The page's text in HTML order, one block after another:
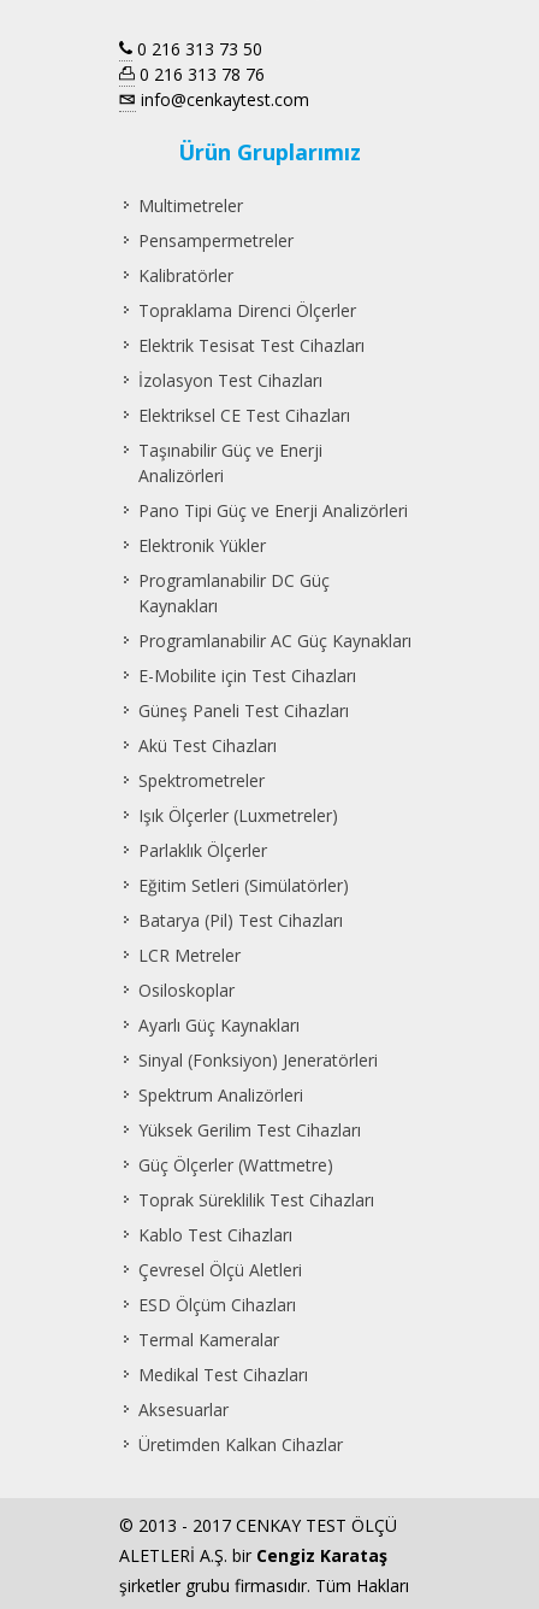
0 216 313 73 50
0 216 313 78 76
info@cenkaytest.com
Ürün Gruplarımız
Multimetreler
Pensampermetreler
Kalibratörler
Topraklama Direnci Ölçerler
Elektrik Tesisat Test Cihazları
İzolasyon Test Cihazları
Elektriksel CE Test Cihazları
Taşınabilir Güç ve Enerji
Analizörleri
Pano Tipi Güç ve Enerji Analizörleri
Elektronik Yükler
Programlanabilir DC Güç
Kaynakları
Programlanabilir AC Güç Kaynakları
E-Mobilite için Test Cihazları
Güneş Paneli Test Cihazları
Akü Test Cihazları
Spektrometreler
Işık Ölçerler (Luxmetreler)
Parlaklık Ölçerler
Eğitim Setleri (Simülatörler)
Batarya (Pil) Test Cihazları
LCR Metreler
Osiloskoplar
Ayarlı Güç Kaynakları
Sinyal (Fonksiyon) Jeneratörleri
Spektrum Analizörleri
Yüksek Gerilim Test Cihazları
Güç Ölçerler (Wattmetre)
Toprak Süreklilik Test Cihazları
Kablo Test Cihazları
Çevresel Ölçü Aletleri
ESD Ölçüm Cihazları
Termal Kameralar
Medikal Test Cihazları
Aksesuarlar
Üretimden Kalkan Cihazlar
© 2013 - 2017 CENKAY TEST ÖLÇÜ
ALETLERİ A.Ş. bir Cengiz Karataş
şirketler grubu firmasıdır. Tüm Hakları